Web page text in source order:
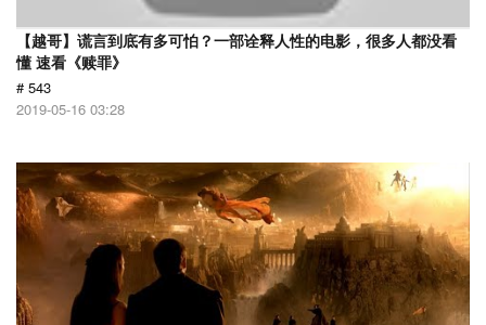
【越哥】谎言到底有多可怕？一部诠释人性的电影，很多人都没看
懂 速看《赎罪》
# 543
2019-05-16 03:28